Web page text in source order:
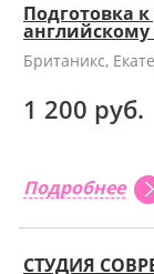
Подготовка
английскому
Британикс,
1 200 руб.
Подробнее
СТУДИЯ